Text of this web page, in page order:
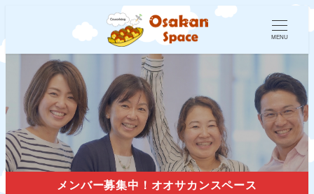
MENU
スタッフブログ
メンバー募集中！オオサカンスペース